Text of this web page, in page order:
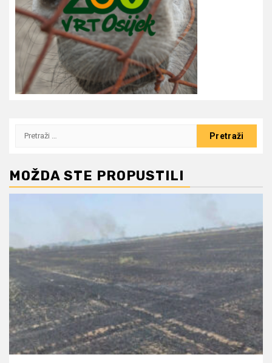
Pretraži:
MOŽDA STE PROPUSTILI